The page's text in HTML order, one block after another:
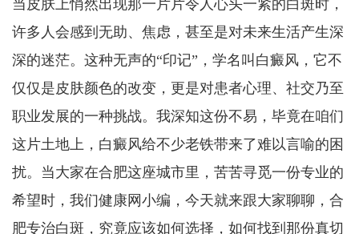
当皮肤上悄然出现那一片片令人心头一紧的白斑时，
许多人会感到无助、焦虑，甚至是对未来生活产生深
深的迷茫。这种无声的“印记”，学名叫白癜风，它不
仅仅是皮肤颜色的改变，更是对患者心理、社交乃至
职业发展的一种挑战。我深知这份不易，毕竟在咱们
这片土地上，白癜风给不少老铁带来了难以言喻的困
扰。当大家在合肥这座城市里，苦苦寻觅一份专业的
希望时，我们健康网小编，今天就来跟大家聊聊，合
肥专治白斑，究竟应该如何选择，如何找到那份真切